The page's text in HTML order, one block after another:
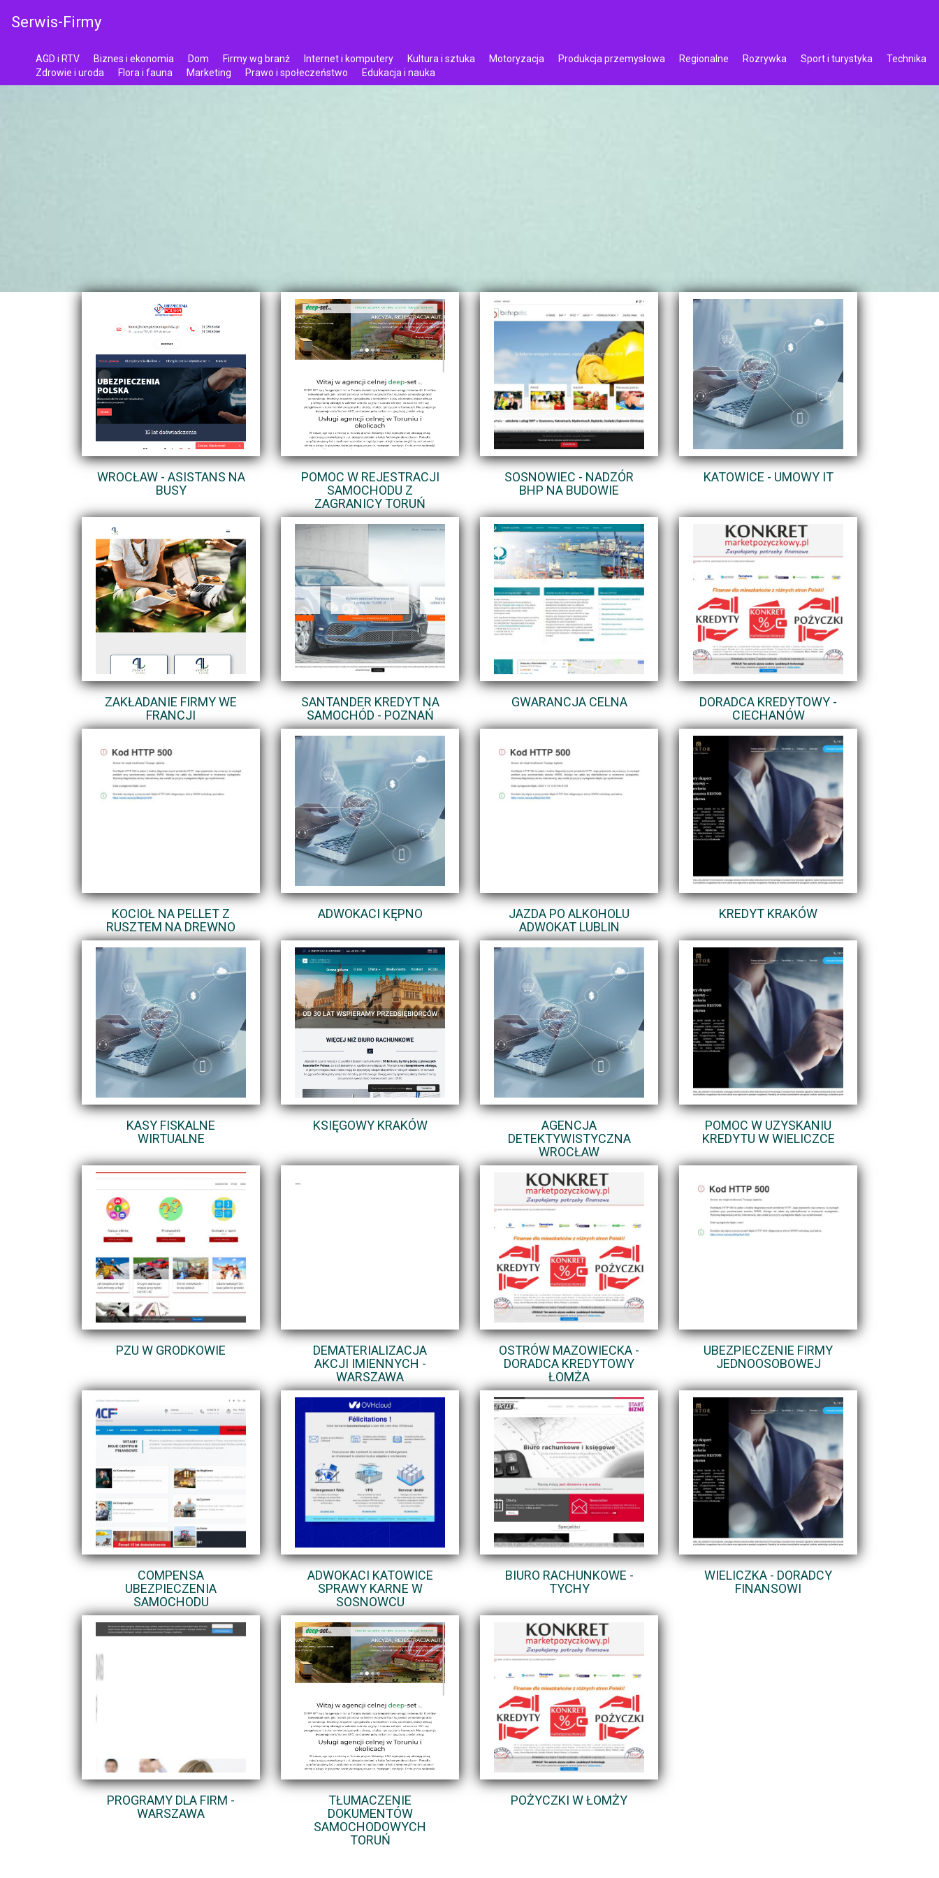
Serwis-Firmy
AGD i RTV Biznes i ekonomia Dom Firmy wg branż Internet i komputery Kultura i sztuka Motoryzacja Produkcja przemysłowa Regionalne Rozrywka Sport i turystyka
Technika
Zdrowie i uroda
Flora i fauna Marketing Prawo i społeczeństwo Edukacja i nauka
WROCŁAW - ASISTANS NA
BUSY
POMOC W REJESTRACJI
SAMOCHODU Z
ZAGRANICY TORUŃ
SOSNOWIEC - NADZÓR
BHP NA BUDOWIE
KATOWICE - UMOWY IT
ZAKŁADANIE FIRMY WE
FRANCJI
SANTANDER KREDYT NA
SAMOCHÓD - POZNAŃ
GWARANCJA CELNA
DORADCA KREDYTOWY -
CIECHANÓW
KOCIOŁ NA PELLET Z
RUSZTEM NA DREWNO
ADWOKACI KĘPNO
JAZDA PO ALKOHOLU
ADWOKAT LUBLIN
KREDYT KRAKÓW
KASY FISKALNE
WIRTUALNE
KSIĘGOWY KRAKÓW
AGENCJA
DETEKTYWISTYCZNA
WROCŁAW
POMOC W UZYSKANIU
KREDYTU W WIELICZCE
PZU W GRODKOWIE
DEMATERIALIZACJA
AKCJI IMIENNYCH -
WARSZAWA
OSTRÓW MAZOWIECKA -
DORADCA KREDYTOWY
ŁOMŻA
UBEZPIECZENIE FIRMY
JEDNOOSOBOWEJ
COMPENSA
UBEZPIECZENIA
SAMOCHODU
ADWOKACI KATOWICE
SPRAWY KARNE W
SOSNOWCU
BIURO RACHUNKOWE -
TYCHY
WIELICZKA - DORADCY
FINANSOWI
PROGRAMY DLA FIRM -
WARSZAWA
TŁUMACZENIE
DOKUMENTÓW
SAMOCHODOWYCH
TORUŃ
POŻYCZKI W ŁOMŻY